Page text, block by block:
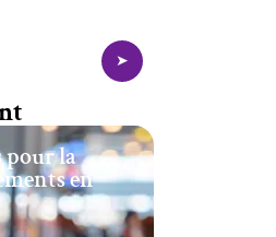
pour la
en